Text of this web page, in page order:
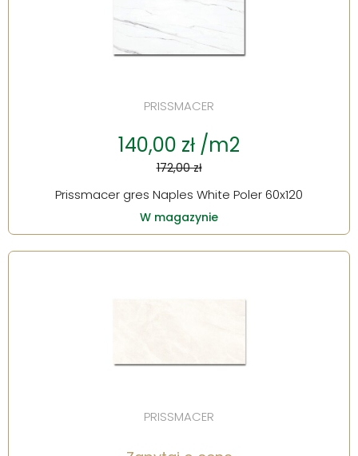
PRISSMACER
140,00 zł /m2
172,00 zł
Prissmacer gres Naples White Poler 60x120
W magazynie
PRISSMACER